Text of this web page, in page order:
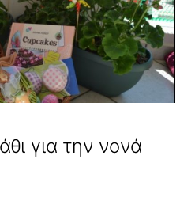
για την νονά